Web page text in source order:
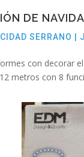
DE
SERRANO
con decorar
metros con 8